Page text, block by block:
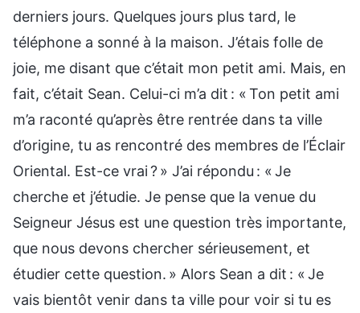
derniers jours. Quelques jours plus tard, le
téléphone a sonné à la maison. J’étais folle de
joie, me disant que c’était mon petit ami. Mais, en
fait, c’était Sean. Celui-ci m’a dit : « Ton petit ami
m’a raconté qu’après être rentrée dans ta ville
d’origine, tu as rencontré des membres de l’Éclair
Oriental. Est-ce vrai ? » J’ai répondu : « Je
cherche et j’étudie. Je pense que la venue du
Seigneur Jésus est une question très importante,
que nous devons chercher sérieusement, et
étudier cette question. » Alors Sean a dit : « Je
vais bientôt venir dans ta ville pour voir si tu es